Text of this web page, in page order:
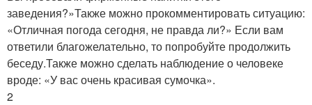
заведения?»Также можно прокомментировать ситуацию:
«Отличная погода сегодня, не правда ли?» Если вам
ответили благожелательно, то попробуйте продолжить
беседу.Также можно сделать наблюдение о человеке
вроде: «У вас очень красивая сумочка».
2